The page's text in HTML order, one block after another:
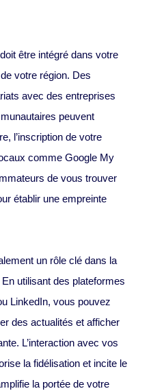
être intégré dans votre
votre région. Des
avec des entreprises
peuvent
l’inscription de votre
comme Google My
de vous trouver
établir une empreinte
un rôle clé dans la
utilisant des plateformes
LinkedIn, vous pouvez
des actualités et afficher
L’interaction avec vos
la fidélisation et incite le
la portée de votre